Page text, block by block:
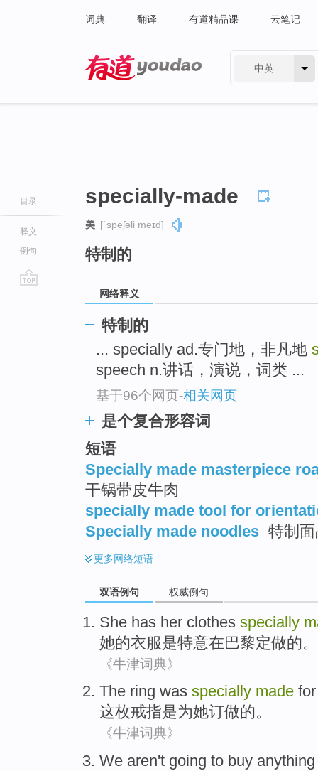
词典 翻译 有道精品课 云笔记
中英
目录
释义
例句
specially-made
美 [ˈspeʃəli meɪd]
特制的
网络释义
特制的
... specially ad.专门地，非凡地
speech n.讲话，演说，词类 ...
基于96个网页-相关网页
是个复合形容词
短语
Specially made masterpiece
干锅带皮牛肉
specially made tool for
Specially made noodles 特制
更多网络短语
双语例句 权威例句
She has her clothes specially
她的衣服是特意在巴黎定做的。
《牛津词典》
The ring was specially made for
这枚戒指是为她订做的。
《牛津词典》
We aren't going to buy anything